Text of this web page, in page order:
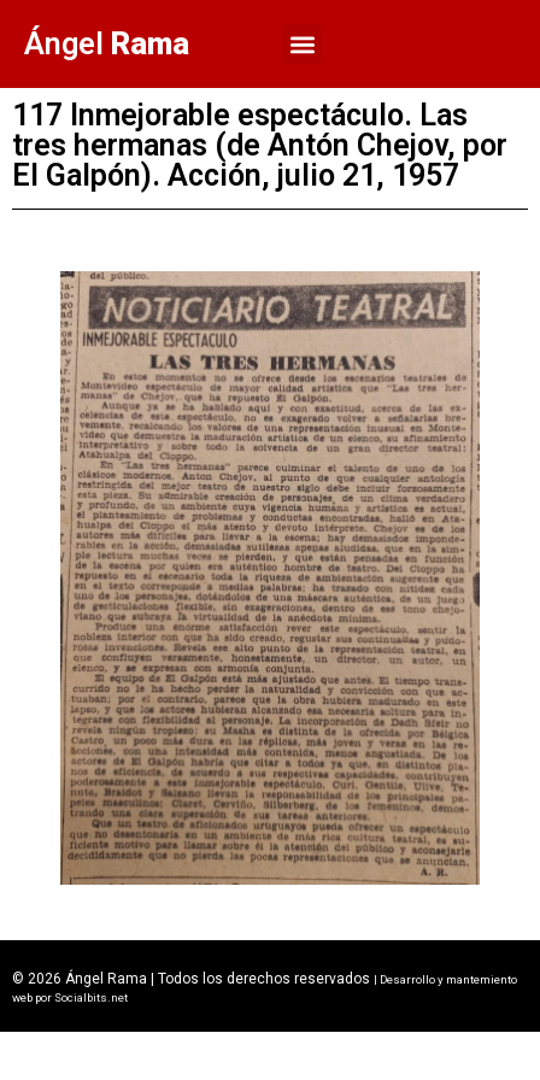
Ángel Rama
117 Inmejorable espectáculo. Las
tres hermanas (de Antón Chejov, por
El Galpón). Acción, julio 21, 1957
© 2026 Ángel Rama | Todos los derechos reservados | Desarrollo y mantemiento
web por Socialbits.net